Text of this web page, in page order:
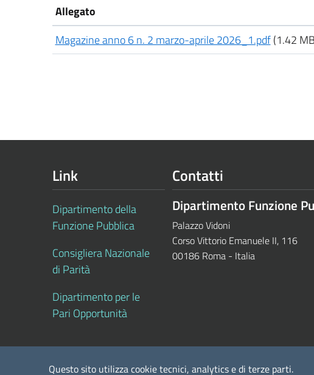
Allegato
Magazine anno 6 n. 2 marzo-aprile 2026_1.pdf (1.42
Link
Dipartimento della
Funzione Pubblica
Consigliera Nazionale
di Parità
Dipartimento per le
Pari Opportunità
Contatti
Dipartimento Funzione
Palazzo Vidoni
Corso Vittorio Emanuele II, 116
00186 Roma - Italia
Note Legali Privacy policy
Questo sito utilizza cookie tecnici, analytics e di terze parti.